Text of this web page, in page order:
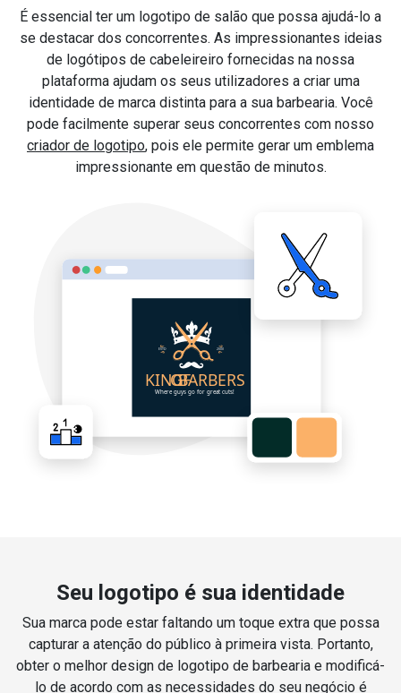
É essencial ter um logotipo de salão que possa ajudá-lo a
se destacar dos concorrentes. As impressionantes ideias
de logótipos de cabeleireiro fornecidas na nossa
plataforma ajudam os seus utilizadores a criar uma
identidade de marca distinta para a sua barbearia. Você
pode facilmente superar seus concorrentes com nosso
criador de logotipo, pois ele permite gerar um emblema
impressionante em questão de minutos.
Seu logotipo é sua identidade
Sua marca pode estar faltando um toque extra que possa
capturar a atenção do público à primeira vista. Portanto,
obter o melhor design de logotipo de barbearia e modificá-
lo de acordo com as necessidades do seu negócio é